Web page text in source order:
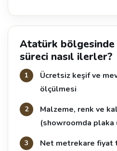
Atatürk bölgesinde
süreci nasıl ilerler?
Ücretsiz keşif ve
ölçülmesi
Malzeme, renk ve
(showroomda plaka
Net metrekare fiyat